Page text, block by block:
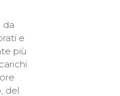
da
e
più
del